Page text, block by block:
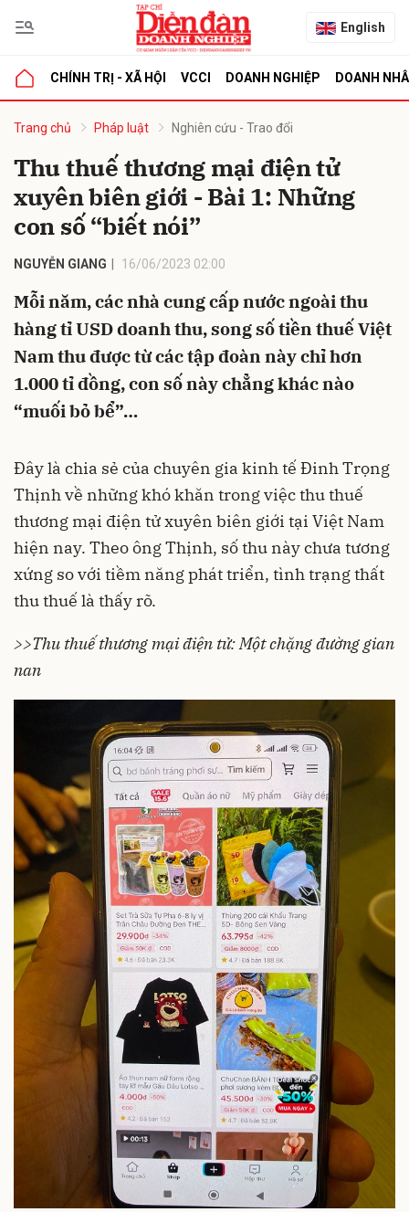
English
CHÍNH TRỊ - XÃ HỘI VCCI DOANH NGHIỆP DOANH
Trang chủ Pháp luật Nghiên cứu - Trao đổi
Thu thuế thương mại điện tử
xuyên biên giới - Bài 1: Những
con số “biết nói”
NGUYỄN GIANG 16/06/2023 02:00
Mỗi năm, các nhà cung cấp nước ngoài thu
hàng tỉ USD doanh thu, song số tiền thuế Việt
Nam thu được từ các tập đoàn này chỉ hơn
1.000 tỉ đồng, con số này chẳng khác nào
“muối bỏ bể”…
Đây là chia sẻ của chuyên gia kinh tế Đinh Trọng
Thịnh về những khó khăn trong việcthu thuế
thương mại điện tử xuyên biên giới tại Việt Nam
hiện nay. Theo ông Thịnh, số thu này chưa tương
xứng so với tiềm năng phát triển, tình trạng thất
thu thuế là thấy rõ.
>>Thu thuế thương mại điện tử: Một chặng đường gian
nan
luận
Hủy